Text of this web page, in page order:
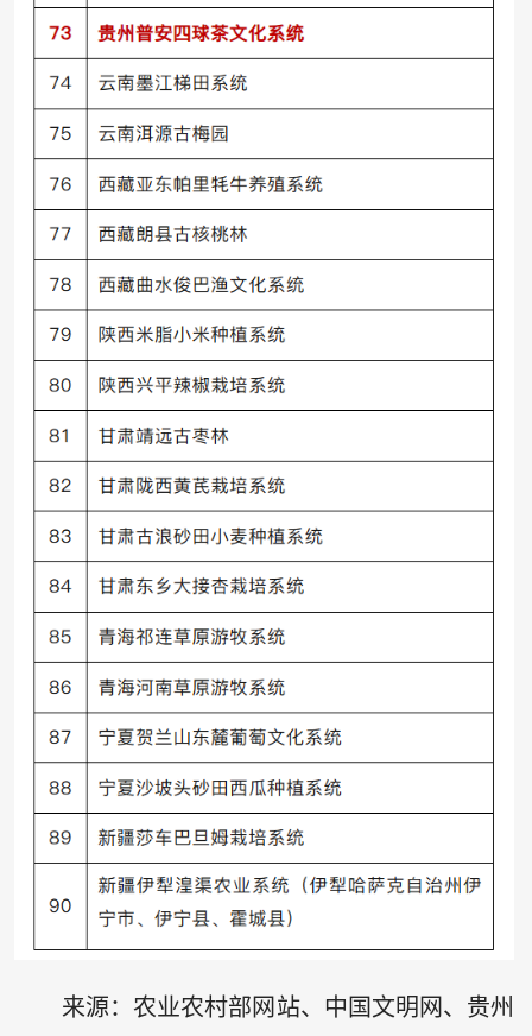
来源：农业农村部网站、中国文明网、贵州